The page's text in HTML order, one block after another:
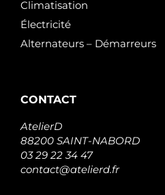
Climatisation
Électricité
Alternateurs – Démarreurs
CONTACT
AtelierD
88200 SAINT-NABORD
03 29 22 34 47
contact@atelierd.fr